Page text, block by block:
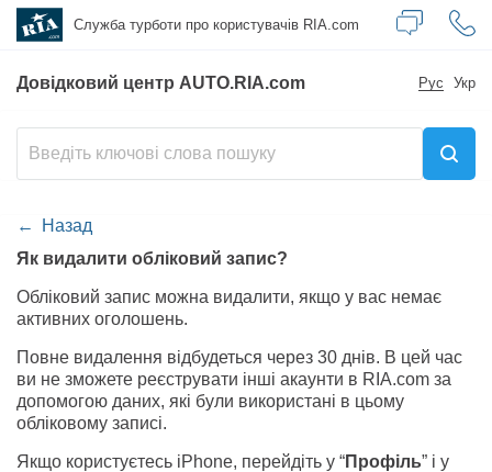
Служба турботи про користувачів RIA.com
Довідковий центр AUTO.RIA.com Рус Укр
Назад
Як видалити обліковий запис?
Обліковий запис можна видалити, якщо у вас немає
активних оголошень.
Повне видалення відбудеться через 30 днів. В цей час
ви не зможете реєструвати інші акаунти в RIA.com за
допомогою даних, які були використані в цьому
обліковому записі.
Якщо користуєтесь iPhone, перейдіть у “Профіль” і у